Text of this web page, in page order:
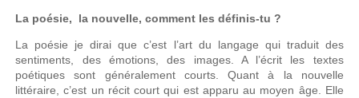
La poésie, la nouvelle, comment les définis-tu ?
La poésie je dirai que c’est l’art du langage qui traduit des
sentiments, des émotions, des images. A l’écrit les textes
poétiques sont généralement courts. Quant à la nouvelle
littéraire, c’est un récit court qui est apparu au moyen âge. Elle